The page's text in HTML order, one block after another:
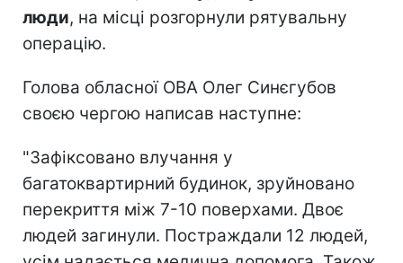
люди, на місці розгорнули рятувальну
операцію.
Голова обласної ОВА Олег Синєгубов
своєю чергою написав наступне:
"Зафіксовано влучання у
багатоквартирний будинок, зруйновано
перекриття між 7-10 поверхами. Двоє
людей загинули. Постраждали 12 людей,